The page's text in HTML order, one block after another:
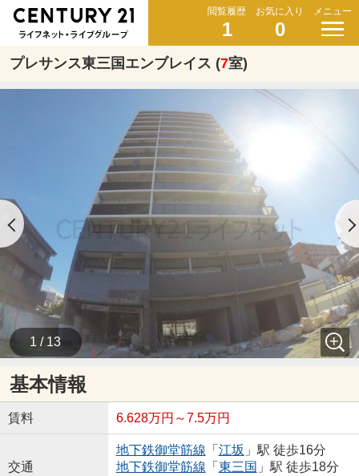
閲覧履歴
1
お気に入り
0
メニュー
プレサンス東三国エンブレイス (7室)
1 / 13
基本情報
賃料 6.628万円～7.5万円
交通
地下鉄御堂筋線 「 江坂 」駅 徒歩16分
地下鉄御堂筋線 「 東三国 」駅 徒歩18分